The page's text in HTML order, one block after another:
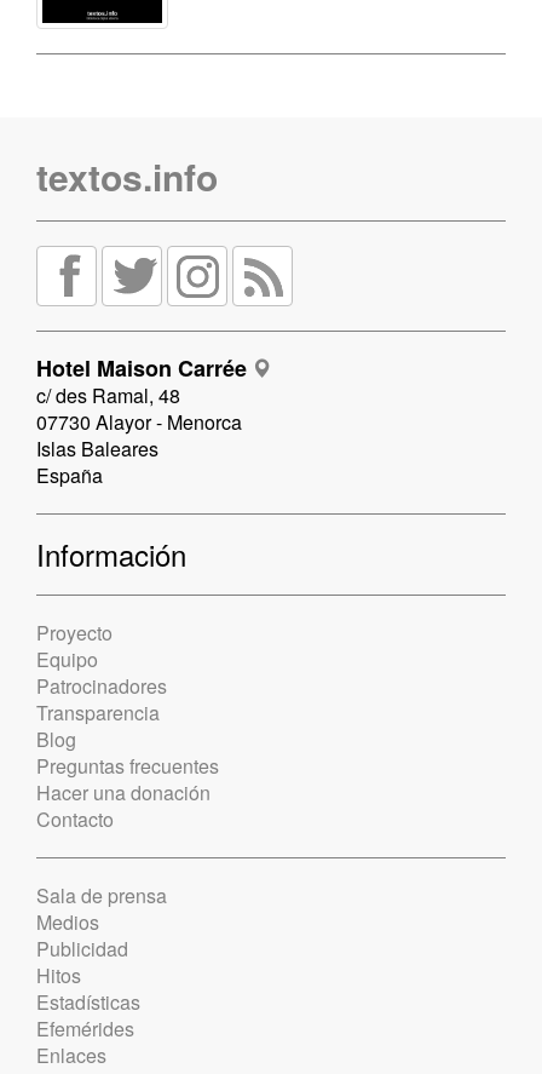
textos.info
Hotel Maison Carrée
c/ des Ramal, 48
07730 Alayor - Menorca
Islas Baleares
España
Información
Proyecto
Equipo
Patrocinadores
Transparencia
Blog
Preguntas frecuentes
Hacer una donación
Contacto
Sala de prensa
Medios
Publicidad
Hitos
Estadísticas
Efemérides
Enlaces